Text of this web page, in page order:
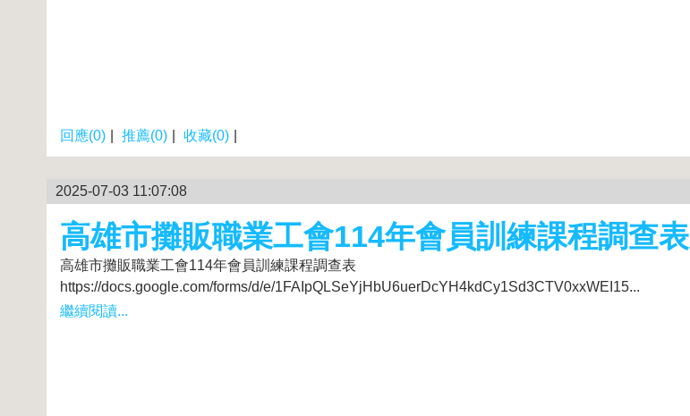
回應(0) 推薦(0) 收藏(0)
2025-07-03 11:07:08
高雄市攤販職業工會114年會員訓練課程調查表
高雄市攤販職業工會114年會員訓練課程調查表
https://docs.google.com/forms/d/e/1FAIpQLSeYjHbU6uerDcYH4kdCy1Sd3CTV0xxWEI15...
繼續閱讀...